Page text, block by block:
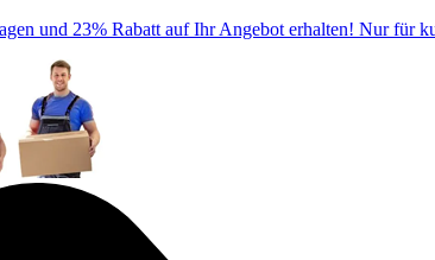
und 23% Rabatt auf Ihr Angebot erhalten! Nur für